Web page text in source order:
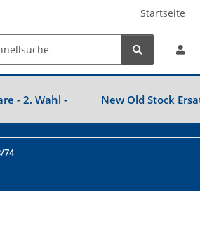
Startseite
- 2. Wahl - New Old Stock
74